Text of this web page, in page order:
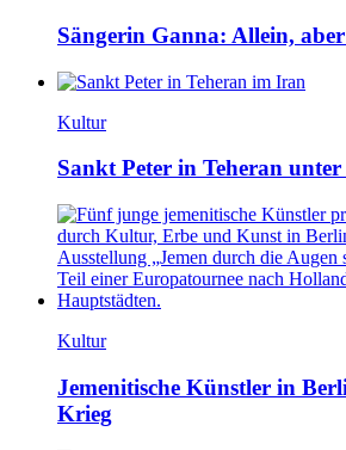
Sängerin Ganna: Allein,
Kultur
Sankt Peter in Teheran
Kultur
Jemenitische Künstler in
Krieg